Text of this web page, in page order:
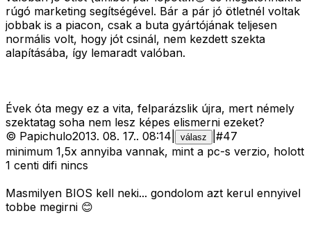
rúgó marketing segítségével. Bár a pár jó ötletnél voltak
jobbak is a piacon, csak a buta gyártójának teljesen
normális volt, hogy jót csinál, nem kezdett szekta
alapításába, így lemaradt valóban.
Évek óta megy ez a vita, felparázslik újra, mert némely
szektatag soha nem lesz képes elismerni ezeket?
© Papichulo2013. 08. 17.. 08:14 válasz #47
minimum 1,5x annyiba vannak, mint a pc-s verzio, holott
1 centi difi nincs
Masmilyen BIOS kell neki... gondolom azt kerul ennyivel
tobbe megirni 😊